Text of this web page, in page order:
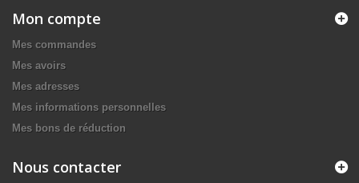
Mon compte
Mes commandes
Mes avoirs
Mes adresses
Mes informations personnelles
Mes bons de réduction
Nous contacter